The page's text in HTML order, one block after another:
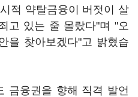
적 약탈금융이 버젓이 살
고 있는 줄 몰랐다"며 "오
을 찾아보겠다"고 밝혔습
금융권을 향해 직격 발언